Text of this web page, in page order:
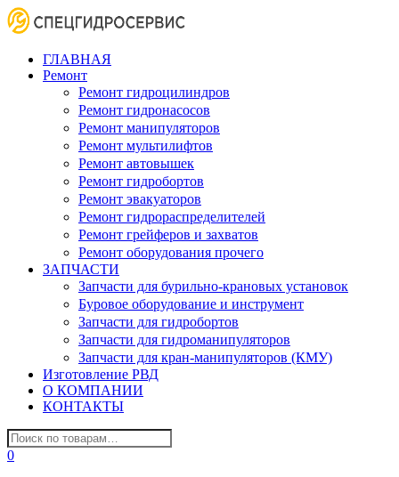
ГЛАВНАЯ
Ремонт
Ремонт гидроцилиндров
Ремонт гидронасосов
Ремонт манипуляторов
Ремонт мультилифтов
Ремонт автовышек
Ремонт гидробортов
Ремонт эвакуаторов
Ремонт гидрораспределителей
Ремонт грейферов и захватов
Ремонт оборудования прочего
ЗАПЧАСТИ
Запчасти для бурильно-крановых установок
Буровое оборудование и инструмент
Запчасти для гидробортов
Запчасти для гидроманипуляторов
Запчасти для кран-манипуляторов (КМУ)
Изготовление РВД
О КОМПАНИИ
КОНТАКТЫ
0